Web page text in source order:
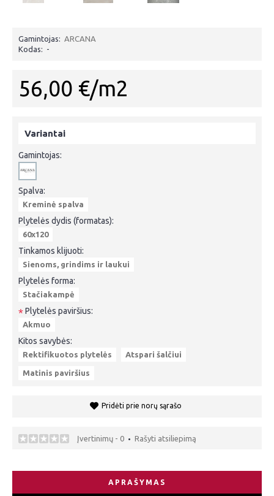
Gamintojas: ARCANA
Kodas: -
56,00 €/m2
Variantai
Gamintojas:
Spalva:
Kreminė spalva
Plytelės dydis (formatas):
60x120
Tinkamos klijuoti:
Sienoms, grindims ir laukui
Plytelės forma:
Stačiakampė
*Plytelės paviršius:
Akmuo
Kitos savybės:
Rektifikuotos plytelės Atspari šalčiui
Matinis paviršius
Pridėti prie norų sąrašo
Įvertinimų - 0 • Rašyti atsiliepimą
APRAŠYMAS